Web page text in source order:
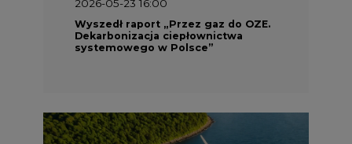
2026-05-23 16:00
Wyszedł raport „Przez gaz do OZE.
Dekarbonizacja ciepłownictwa
systemowego w Polsce”